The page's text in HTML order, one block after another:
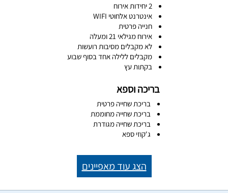
2 יחידות אירוח
אינטרנט אלחוטי WIFI
חנייה פרטית
אירוח מגילאי 21 ומעלה
לא מקבלים מסיבות רועשות
מקבלים ללילה אחד בסוף שבוע
בקתות עץ
בריכה וספא
בריכת שחייה פרטית
בריכת שחייה מחוממת
בריכת שחייה מגודרת
ג'קוזי ספא
הצג עוד מאפיינים